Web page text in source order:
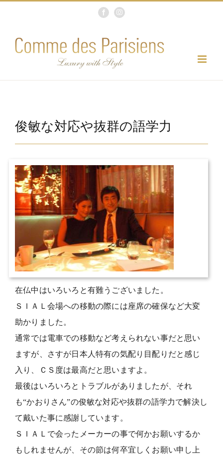
content
FacebookInstagram
俊敏な対応や抜群の語学力
在仏中はいろいろと有難うございました。
ＳＩＡＬ会場への移動の際には座席の確保など大変
助かりました。
通常では電車での移動など考えられない事だと思い
ますが、さすが日本人特有の気配り目配りだと感じ
入り、ＣＳ度は最高だと思いますよ。
最後はいろいろとトラブルがありましたが、それ
も“かおりさん”の俊敏な対応や抜群の語学力で解決し
て戴いた事に感謝しています。
ＳＩＡＬで会ったメーカーの事で何かお願いするか
もしれませんが、その節は何卒宜しくお願い申し上